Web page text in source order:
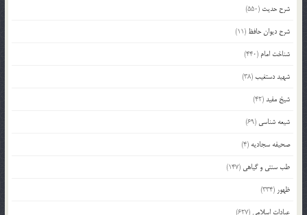
شرح حدیث (550)
شرح دیوان حافظ (11)
شناخت امام (440)
شهید دستغیب(38)
شیخ مفید(42)
شیعه شناسی (69)
صحیفه سجادیه (4)
طب سنتی و گیاهی (147)
ظهور (334)
عبادات اسلامی (627)